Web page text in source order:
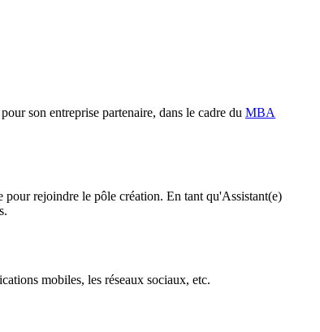
son entreprise partenaire, dans le cadre du MBA
rejoindre le pôle création. En tant qu'Assistant(e)
mobiles, les réseaux sociaux, etc.